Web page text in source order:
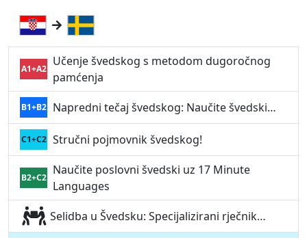
A1+A2
Učenje švedskog s metodom dugoročnog
pamćenja
B1+B2 Napredni tečaj švedskog: Naučite švedski…
C1+C2 Stručni pojmovnik švedskog!
B2+C2
Naučite poslovni švedski uz 17 Minute
Languages
Selidba u Švedsku: Specijalizirani rječnik…